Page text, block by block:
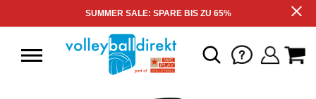
SUMMER SALE: SPARE BIS ZU 65%